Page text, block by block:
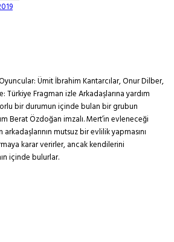
Ümit İbrahim Kantarcılar, Onur Dilber,
Türkiye Fragman izle Arkadaşlarına yardım
bir durumun içinde bulan bir grubun
Berat Özdoğan imzalı. Mert’in evleneceği
mutsuz bir evlilik yapmasını
karar verirler, ancak kendilerini
içinde bulurlar.